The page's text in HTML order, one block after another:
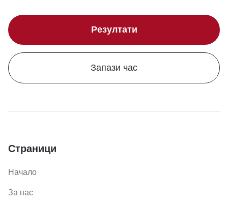
Резултати
Запази час
Страници
Начало
За нас